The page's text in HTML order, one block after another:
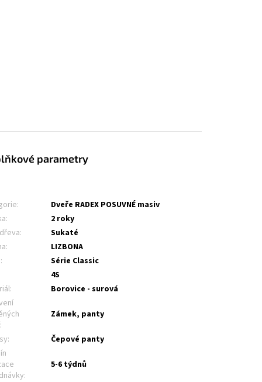
parametry
:
Dveře RADEX POSUVNÉ masiv
:
2 roky
:
Sukaté
:
LIZBONA
:
Série Classic
4S
:
Borovice - surová
:
Zámek, panty
:
Čepové panty
:
5-6 týdnů